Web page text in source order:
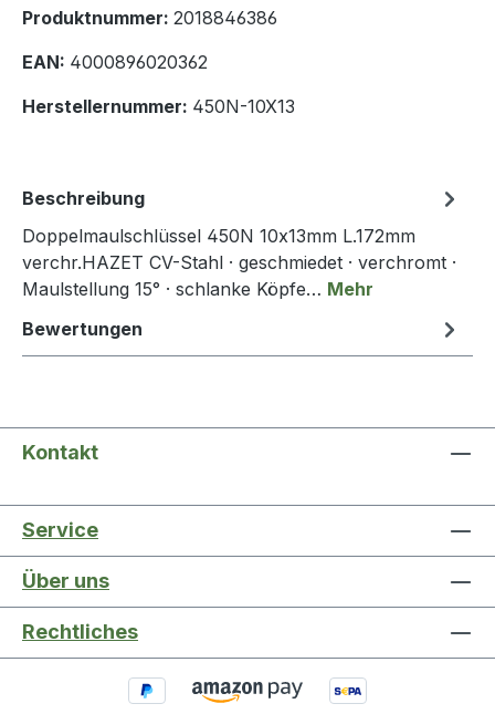
Produktnummer: 2018846386
EAN: 4000896020362
Herstellernummer: 450N-10X13
Beschreibung
Doppelmaulschlüssel 450N 10x13mm L.172mm
verchr.HAZET CV-Stahl · geschmiedet · verchromt ·
Maulstellung 15° · schlanke Köpfe… Mehr
Bewertungen
Kontakt
Service
Über uns
Rechtliches